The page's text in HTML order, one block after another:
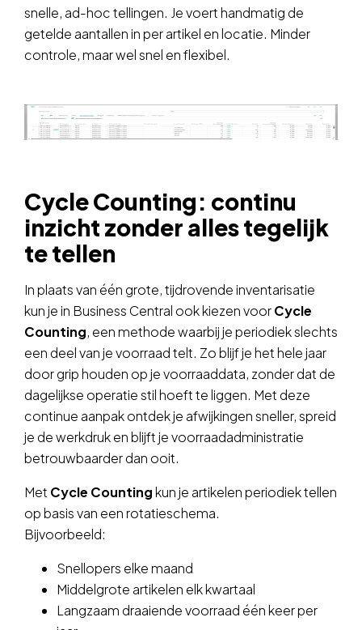
snelle, ad-hoc tellingen. Je voert handmatig de
getelde aantallen in per artikel en locatie. Minder
controle, maar wel snel en flexibel.
Cycle Counting: continu
inzicht zonder alles tegelijk
te tellen
In plaats van één grote, tijdrovende inventarisatie
kun je in Business Central ook kiezen voorCycle
Counting, een methode waarbij je periodiek slechts
een deel van je voorraad telt. Zo blijf je het hele jaar
door grip houden op je voorraaddata, zonder dat de
dagelijkse operatie stil hoeft te liggen. Met deze
continue aanpak ontdek je afwijkingen sneller, spreid
je de werkdruk en blijft je voorraadadministratie
betrouwbaarder dan ooit.
Met Cycle Countingkun je artikelen periodiek tellen
op basis van een rotatieschema.
Bijvoorbeeld:
Snellopers elke maand
Middelgrote artikelen elk kwartaal
Langzaam draaiende voorraad één keer per